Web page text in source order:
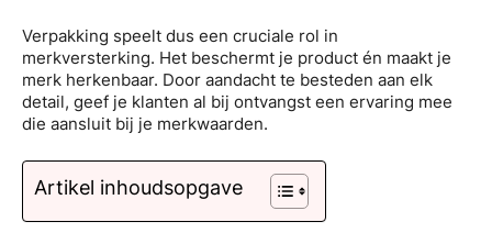
Verpakking speelt dus een cruciale rol in
merkversterking. Het beschermt je product én maakt je
merk herkenbaar. Door aandacht te besteden aan elk
detail, geef je klanten al bij ontvangst een ervaring mee
die aansluit bij je merkwaarden.
Artikel inhoudsopgave